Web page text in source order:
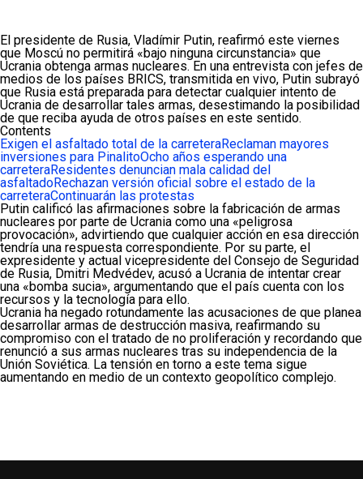
El presidente de Rusia, Vladímir Putin, reafirmó este viernes
que Moscú no permitirá «bajo ninguna circunstancia» que
Ucrania obtenga armas nucleares. En una entrevista con jefes de
medios de los países BRICS, transmitida en vivo, Putin subrayó
que Rusia está preparada para detectar cualquier intento de
Ucrania de desarrollar tales armas, desestimando la posibilidad
de que reciba ayuda de otros países en este sentido.
Contents
Exigen el asfaltado total de la carreteraReclaman mayores
inversiones para PinalitoOcho años esperando una
carreteraResidentes denuncian mala calidad del
asfaltadoRechazan versión oficial sobre el estado de la
carreteraContinuarán las protestas
Putin calificó las afirmaciones sobre la fabricación de armas
nucleares por parte de Ucrania como una «peligrosa
provocación», advirtiendo que cualquier acción en esa dirección
tendría una respuesta correspondiente. Por su parte, el
expresidente y actual vicepresidente del Consejo de Seguridad
de Rusia, Dmitri Medvédev, acusó a Ucrania de intentar crear
una «bomba sucia», argumentando que el país cuenta con los
recursos y la tecnología para ello.
Ucrania ha negado rotundamente las acusaciones de que planea
desarrollar armas de destrucción masiva, reafirmando su
compromiso con el tratado de no proliferación y recordando que
renunció a sus armas nucleares tras su independencia de la
Unión Soviética. La tensión en torno a este tema sigue
aumentando en medio de un contexto geopolítico complejo.